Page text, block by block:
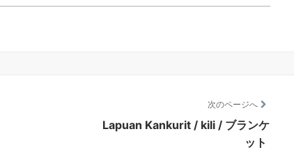
次のページへ
Lapuan Kankurit / kili / ブランケ
ット